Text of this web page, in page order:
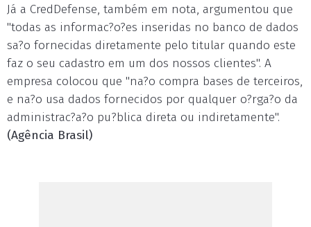
Já a CredDefense, também em nota, argumentou que
"todas as informac?o?es inseridas no banco de dados
sa?o fornecidas diretamente pelo titular quando este
faz o seu cadastro em um dos nossos clientes". A
empresa colocou que "na?o compra bases de terceiros,
e na?o usa dados fornecidos por qualquer o?rga?o da
administrac?a?o pu?blica direta ou indiretamente".
(Agência Brasil)